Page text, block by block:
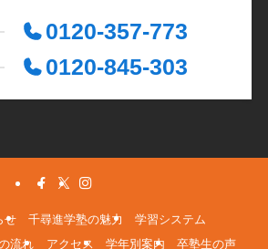
0120-357-773
0120-845-303
せ 千尋進学塾の魅力
学習システム
流れ アクセス 学年別案内 卒塾生の声